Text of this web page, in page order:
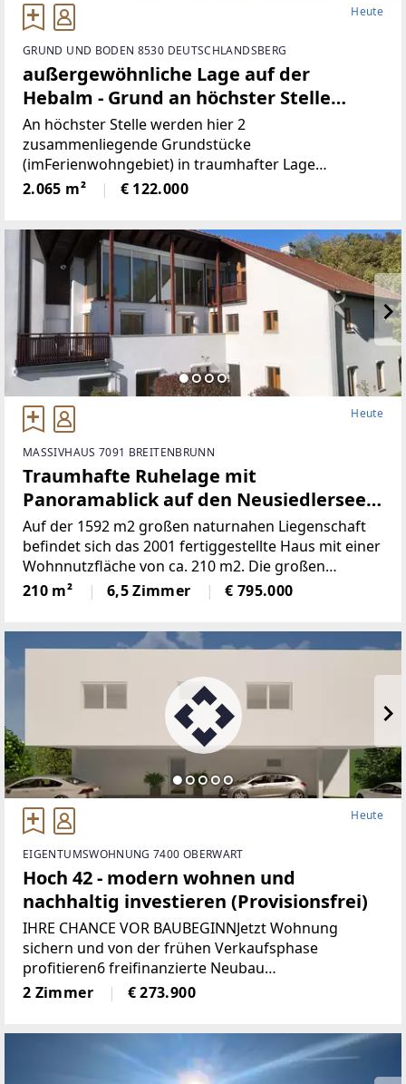
Heute
GRUND UND BODEN 8530 DEUTSCHLANDSBERG
außergewöhnliche Lage auf der
Hebalm - Grund an höchster Stelle
(Provisionsfrei)
An höchster Stelle werden hier 2
zusammenliegende Grundstücke
(imFerienwohngebiet) in traumhafter Lage
angeboten! Die beiden Grundstücke haben
inSumme 2.065m² (€59/ m²), sind süd-westlich
1100
2.065 m² € 122.000
Heute
MASSIVHAUS 7091 BREITENBRUNN
Traumhafte Ruhelage mit
Panoramablick auf den Neusiedlersee
(Provisionsfrei)
Auf der 1592 m2 großen naturnahen Liegenschaft
befindet sich das 2001 fertiggestellte Haus mit einer
Wohnnutzfläche von ca. 210 m2. Die großen
Fensterspenden viel Tageslicht und ermöglichen auf
mehreren Ebenen einenaußergewöhnlichen Blick
210 m² 6,5 Zimmer € 795.000
Heute
EIGENTUMSWOHNUNG 7400 OBERWART
Hoch 42 - modern wohnen und
nachhaltig investieren (Provisionsfrei)
IHRE CHANCE VOR BAUBEGINNJetzt Wohnung
sichern und von der frühen Verkaufsphase
profitieren6 freifinanzierte Neubau
EigentumswohnungenWohnungsgrößen von ca. 50
m² bis 68 m²Alle Wohnungen sind entweder mit
2 Zimmer € 273.900